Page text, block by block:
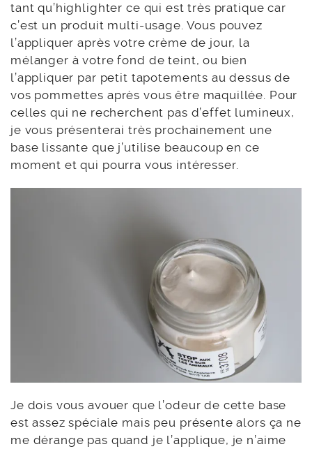
tant qu’highlighter ce qui est très pratique car
c’est un produit multi-usage. Vous pouvez
l’appliquer après votre crème de jour, la
mélanger à votre fond de teint, ou bien
l’appliquer par petit tapotements au dessus de
vos pommettes après vous être maquillée. Pour
celles qui ne recherchent pas d’effet lumineux,
je vous présenterai très prochainement une
base lissante que j’utilise beaucoup en ce
moment et qui pourra vous intéresser.
Je dois vous avouer que l’odeur de cette base
est assez spéciale mais peu présente alors ça ne
me dérange pas quand je l’applique, je n’aime